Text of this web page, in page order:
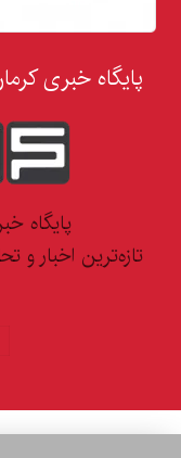
پایگاه خبری
پایگاه
تازه‌ترین اخبار و